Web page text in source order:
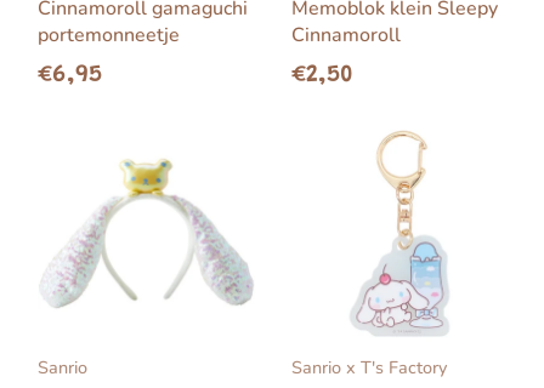
Cinnamoroll gamaguchi
portemonneetje
€6,95
Memoblok klein Sleepy
Cinnamoroll
€2,50
Sanrio Sanrio x T's Factory